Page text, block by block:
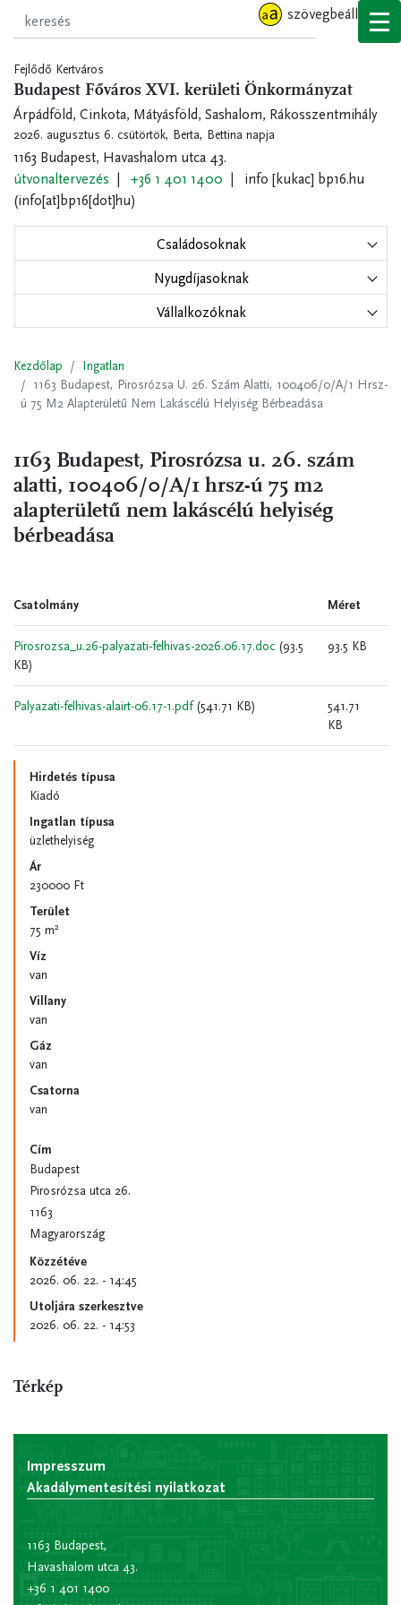
szövegbeállítások
Fejlődő Kertváros
Budapest Főváros XVI. kerületi Önkormányzat
Árpádföld, Cinkota, Mátyásföld, Sashalom, Rákosszentmihály
2026. augusztus 6. csütörtök, Berta, Bettina napja
1163 Budapest, Havashalom utca 43.
útvonaltervezés
+36 1 401 1400 info [kukac] bp16.hu
(info[at]bp16[dot]hu)
Családosoknak
Nyugdíjasoknak
Vállalkozóknak
Kezdőlap
Ingatlan
1163 Budapest, Pirosrózsa U. 26. Szám Alatti, 100406/0/A/1 Hrsz-
ú 75 M2 Alapterületű Nem Lakáscélú Helyiség Bérbeadása
1163 Budapest, Pirosrózsa u. 26. szám
alatti, 100406/0/A/1 hrsz-ú 75 m2
alapterületű nem lakáscélú helyiség
bérbeadása
Csatolmány Méret
Pirosrozsa_u.26-palyazati-felhivas-2026.06.17.doc (93.5
KB)
93.5 KB
Palyazati-felhivas-alairt-06.17-1.pdf (541.71 KB)
541.71
KB
Hirdetés típusa
Kiadó
Ingatlan típusa
üzlethelyiség
Ár
230000 Ft
Terület
75 m2
Víz
van
Villany
van
Gáz
van
Csatorna
van
Cím
Budapest
Pirosrózsa utca 26.
1163
Magyarország
Közzétéve
2026. 06. 22. - 14:45
Utoljára szerkesztve
2026. 06. 22. - 14:53
Térkép
Impresszum
Akadálymentesítési nyilatkozat
1163 Budapest,
Havashalom utca 43.
+36 1 401 1400